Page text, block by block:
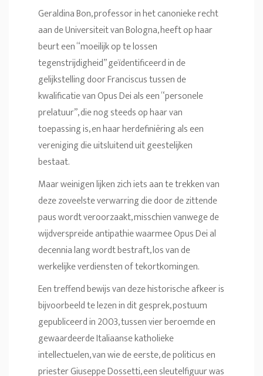
Geraldina Bon, professor in het canonieke recht
aan de Universiteit van Bologna, heeft op haar
beurt een “moeilijk op te lossen
tegenstrijdigheid” geïdentificeerd in de
gelijkstelling door Franciscus tussen de
kwalificatie van Opus Dei als een “personele
prelatuur”, die nog steeds op haar van
toepassing is, en haar herdefiniëring als een
vereniging die uitsluitend uit geestelijken
bestaat.
Maar weinigen lijken zich iets aan te trekken van
deze zoveelste verwarring die door de zittende
paus wordt veroorzaakt, misschien vanwege de
wijdverspreide antipathie waarmee Opus Dei al
decennia lang wordt bestraft, los van de
werkelijke verdiensten of tekortkomingen.
Een treffend bewijs van deze historische afkeer is
bijvoorbeeld te lezen in dit gesprek, postuum
gepubliceerd in 2003, tussen vier beroemde en
gewaardeerde Italiaanse katholieke
intellectuelen, van wie de eerste, de politicus en
priester Giuseppe Dossetti, een sleutelfiguur was